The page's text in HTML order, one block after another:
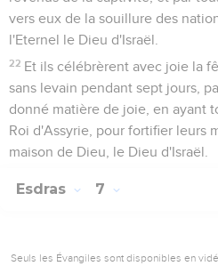
vers eux de la souillure des
l'Eternel le Dieu d'Israël.
22 Et ils célébrèrent avec joie la
sans levain pendant sept jours,
donné matière de joie, en ayant
Roi d'Assyrie, pour fortifier leurs
maison de Dieu, le Dieu d'Israël.
Esdras 7
Seuls les Évangiles sont disponibles en